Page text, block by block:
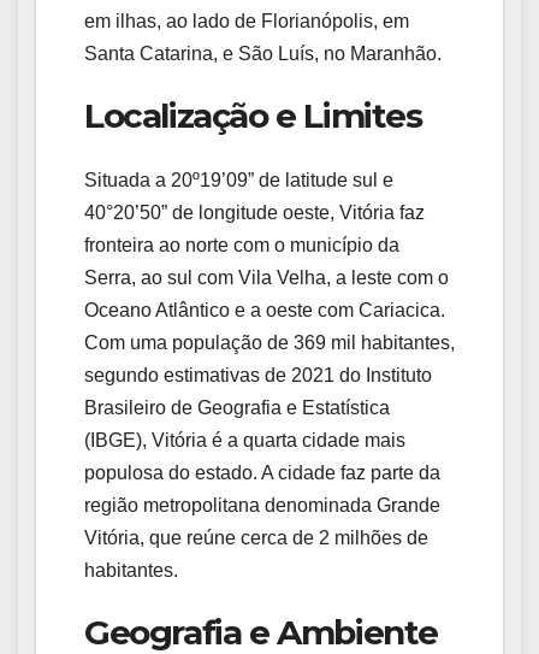
em ilhas, ao lado de Florianópolis, em
Santa Catarina, e São Luís, no Maranhão.
Localização e Limites
Situada a 20º19’09” de latitude sul e
40°20’50” de longitude oeste, Vitória faz
fronteira ao norte com o município da
Serra, ao sul com Vila Velha, a leste com o
Oceano Atlântico e a oeste com Cariacica.
Com uma população de 369 mil habitantes,
segundo estimativas de 2021 do Instituto
Brasileiro de Geografia e Estatística
(IBGE), Vitória é a quarta cidade mais
populosa do estado. A cidade faz parte da
região metropolitana denominada Grande
Vitória, que reúne cerca de 2 milhões de
habitantes.
Geografia e Ambiente